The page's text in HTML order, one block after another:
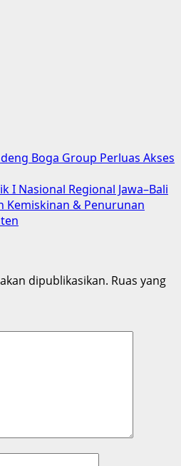
Boga Group Perluas Akses
I Nasional Regional Jawa–Bali
Kemiskinan & Penurunan
dipublikasikan. Ruas yang